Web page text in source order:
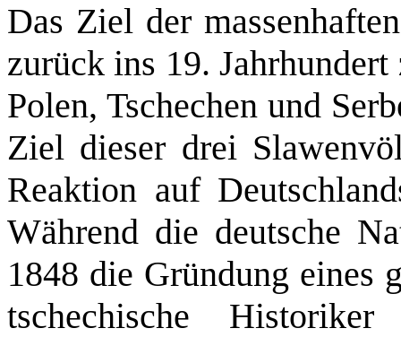
Das Ziel der
zurück ins 19.
Polen, Tschechen und
Ziel dieser drei
Reaktion auf
Während die deutsche
1848 die Gründung eines
tschechische